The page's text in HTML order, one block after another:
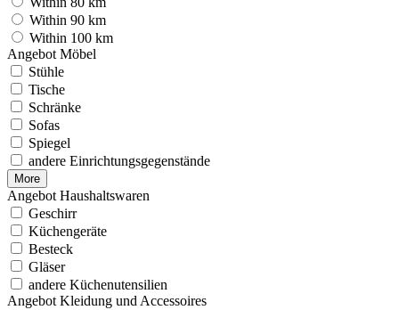
Within 90 km
Within 100 km
Angebot Möbel
Stühle
Tische
Schränke
Sofas
Spiegel
andere Einrichtungsgegenstände
More
Angebot Haushaltswaren
Geschirr
Küchengeräte
Besteck
Gläser
andere Küchenutensilien
Angebot Kleidung und Accessoires